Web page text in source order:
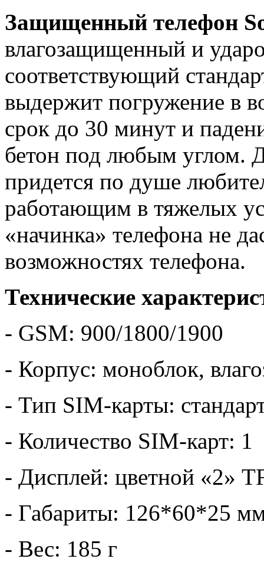
Защищенный телефон
влагозащищенный и
соответствующий
выдержит погружение в
срок до 30 минут и
бетон под любым углом.
придется по душе
работающим в тяжелых
«начинка» телефона не
возможностях телефона.
Технические
- GSM: 900/1800/1900
- Корпус: моноблок,
- Тип SIM-карты:
- Количество SIM-карт: 1
- Дисплей: цветной «2»
- Габариты: 126*60*25
- Вес: 185 г